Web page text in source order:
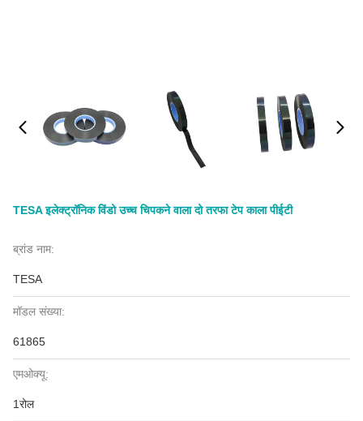
TESA इलेक्ट्रॉनिक विंडो उच्च चिपकने वाला दो तरफा टेप काला पीईटी
ब्रांड नाम:
TESA
मॉडल संख्या:
61865
एमओक्यू:
1रोल